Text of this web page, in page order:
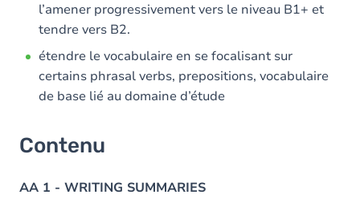
l’amener progressivement vers le niveau B1+ et
tendre vers B2.
étendre le vocabulaire en se focalisant sur
certains phrasal verbs, prepositions, vocabulaire
de base lié au domaine d’étude
Contenu
AA 1 - WRITING SUMMARIES